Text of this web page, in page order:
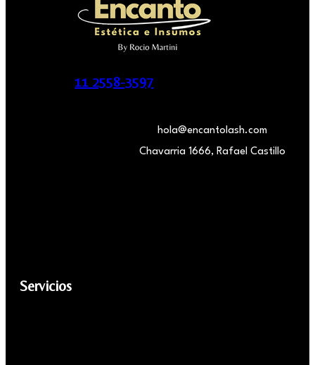
11 2558-3597
hola@encantolash.com
Chavarria 1666, Rafael Castillo
Servicios